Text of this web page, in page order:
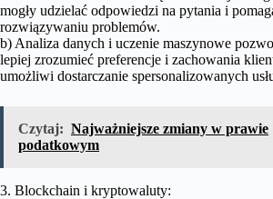
mogły udzielać odpowiedzi na pytania i
rozwiązywaniu problemów.
b) Analiza danych i uczenie maszynowe
lepiej zrozumieć preferencje i zachowania
umożliwi dostarczanie spersonalizowanych
Czytaj: Najważniejsze zmiany w prawie
podatkowym
3. Blockchain i kryptowaluty: